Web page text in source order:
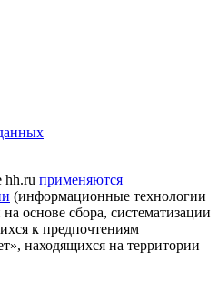
hh.ru применяются
(информационные технологии
основе сбора, систематизации
к предпочтениям
находящихся на территории